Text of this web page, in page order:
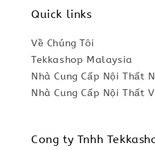
Quick links
Về Chúng Tôi
Tekkashop Malaysia
Nhà Cung Cấp Nội Thất
Nhà Cung Cấp Nội Thất
Cong ty Tnhh